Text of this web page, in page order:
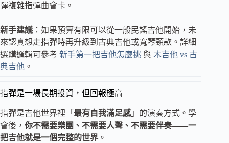
彈複雜指彈曲會卡。
新手建議 ：如果預算有限可以從一般民謠吉他開始，未
來認真想走指彈時再升級到古典吉他或寬琴頸款。詳細
選購邏輯可參考 新手第一把吉他怎麼挑 與 木吉他 vs 古
典吉他 。
指彈是一場長期投資，但回報極高
指彈是吉他世界裡「 最有自我滿足感」的演奏方式。學
會後， 你不需要樂團、不需要人聲、不需要伴奏——一
把吉他就是一個完整的世界 。